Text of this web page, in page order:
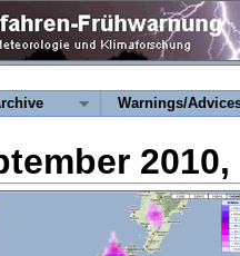
Warnings/
2010,